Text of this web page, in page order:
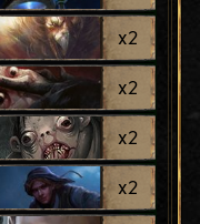
x2
x2
x2
x2